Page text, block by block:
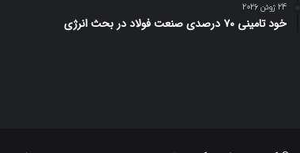
24 ژوئن 2026
خود تامینی ۷۰ درصدی صنعت فولاد در بحث انرژی